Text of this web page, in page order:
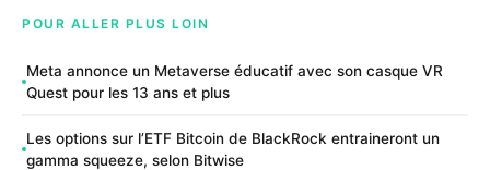
POUR ALLER PLUS LOIN
Meta annonce un Metaverse éducatif avec son casque VR
Quest pour les 13 ans et plus
Les options sur l’ETF Bitcoin de BlackRock entraineront un
gamma squeeze, selon Bitwise